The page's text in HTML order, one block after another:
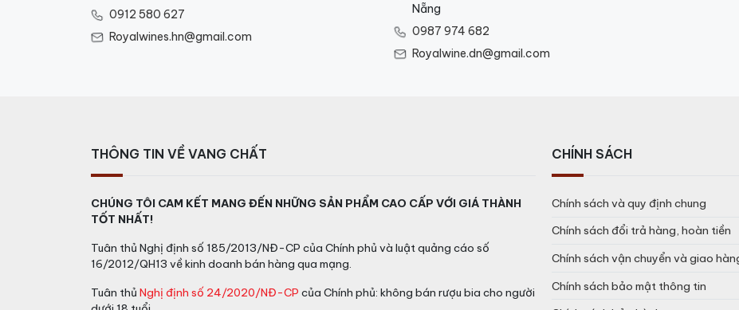
0912 580 627
Royalwines.hn@gmail.com
Nẵng
0987 974 682
Royalwine.dn@gmail.com
THÔNG TIN VỀ VANG CHẤT
CHÚNG TÔI CAM KẾT MANG ĐẾN NHỮNG SẢN PHẨM CAO CẤP VỚI GIÁ THÀNH
TỐT NHẤT!
Tuân thủ Nghị định số 185/2013/NĐ-CP của Chính phủ và luật quảng cáo số
16/2012/QH13 về kinh doanh bán hàng qua mạng.
Tuân thủ Nghị định số 24/2020/NĐ-CP của Chính phủ: không bán rượu bia cho người
CHÍNH SÁCH
Chính sách và quy định chung
Chính sách đổi trả hàng, hoàn tiền
Chính sách vận chuyển và giao
Chính sách bảo mật thông tin